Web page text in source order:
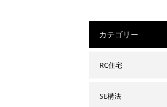
カテゴリー
RC住宅
SE構法